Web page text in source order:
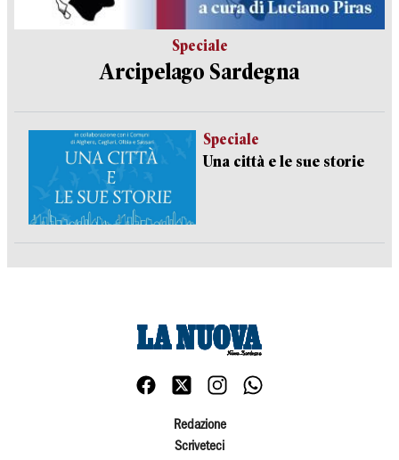
Speciale
Arcipelago Sardegna
Speciale
Una città e le sue storie
Redazione
Scriveteci